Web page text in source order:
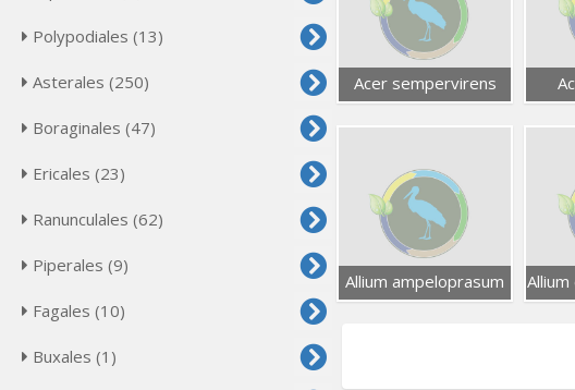
Polypodiales (13)
Asterales (250)
Boraginales (47)
Ericales (23)
Ranunculales (62)
Piperales (9)
Fagales (10)
Buxales (1)
Acer sempervirens
Allium ampeloprasum